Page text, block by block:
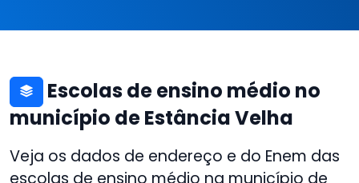
Escolas de ensino médio no
município de Estância Velha
Veja os dados de endereço e do Enem das
escolas de ensino médio na município de